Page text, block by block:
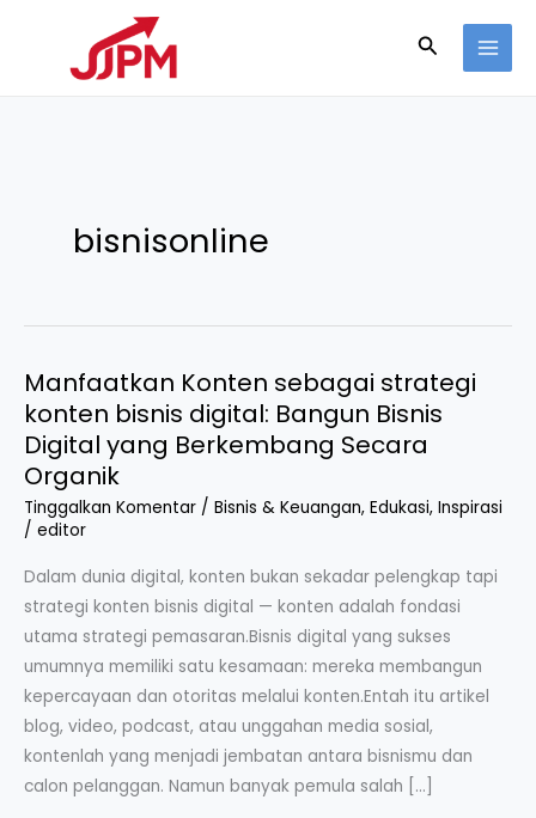
Cari
bisnisonline
Manfaatkan Konten sebagai strategi
konten bisnis digital: Bangun Bisnis
Digital yang Berkembang Secara
Organik
Tinggalkan Komentar / Bisnis & Keuangan, Edukasi, Inspirasi
/ editor
Dalam dunia digital, konten bukan sekadar pelengkap tapi
strategi konten bisnis digital — konten adalah fondasi
utama strategi pemasaran.Bisnis digital yang sukses
umumnya memiliki satu kesamaan: mereka membangun
kepercayaan dan otoritas melalui konten.Entah itu artikel
blog, video, podcast, atau unggahan media sosial,
kontenlah yang menjadi jembatan antara bisnismu dan
calon pelanggan. Namun banyak pemula salah […]
Manfaatkan
Konten
sebagai
strategi
konten
bisnis
Berkembang
Secara